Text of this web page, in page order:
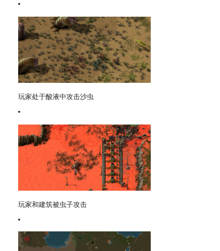
玩家处于酸液中攻击沙虫
玩家和建筑被虫子攻击